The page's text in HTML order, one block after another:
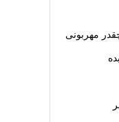
مهربونی